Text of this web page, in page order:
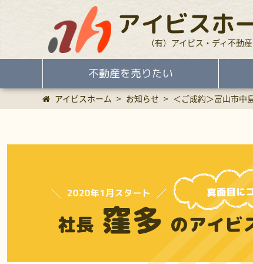
アイビスホ
（有）アイビス・ディ不動産
不動産を売りたい
アイビスホーム > お知らせ > ＜ご成約＞富山市中